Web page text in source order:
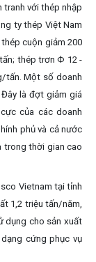
tranh với thép nhập
ty thép Việt Nam
cuộn giảm 200
thép trơn Ф 12 -
tấn. Một số doanh
là đợt giảm giá
của các doanh
phủ và cả nước
trong thời gian cao
Vietnam tại tỉnh
1,2 triệu tấn/năm,
dụng cho sản xuất
cứng phục vụ